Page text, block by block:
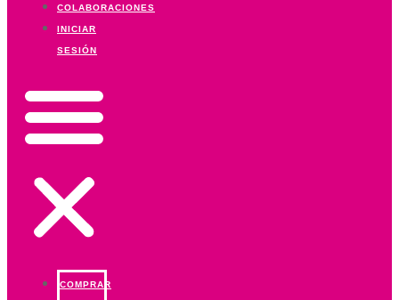
COLABORACIONES
INICIAR
SESIÓN
COMPRAR